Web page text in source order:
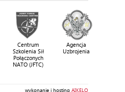
Centrum
Szkolenia Sił
Połączonych
NATO (JFTC)
Agencja
Uzbrojenia
wykonanie i hosting AIKELO